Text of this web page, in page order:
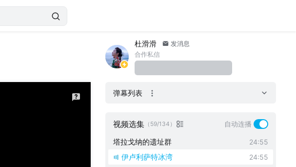
杜滑滑
发消息
合作私信
弹幕列表
视频选集 （59/134） 自动连播
普里特维采湖群国家公园
婆罗浮屠寺庙群
日本世界遗产的全貌 24:55
小笠原群岛 24:55
塔拉戈纳的遗址群 24:55
伊卢利萨特冰湾 24:55